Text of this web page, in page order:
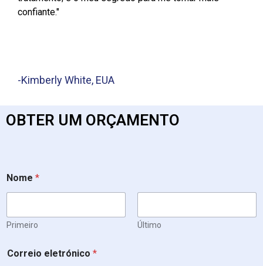
confiante."
-Kimberly White, EUA
OBTER UM ORÇAMENTO
Nome *
Primeiro Último
Correio eletrónico *